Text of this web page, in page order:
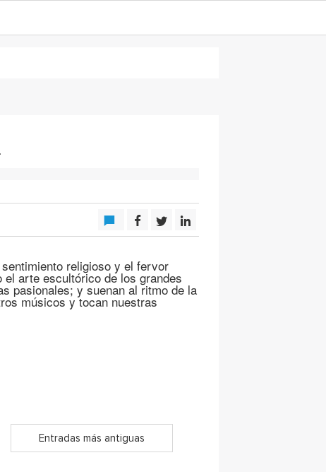
religioso y el fervor
el arte escultórico de los grandes
pasionales; y suenan al ritmo de la
músicos y tocan nuestras
Entradas más antiguas